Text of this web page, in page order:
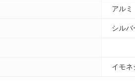
アルミ
シルバ
イモネ